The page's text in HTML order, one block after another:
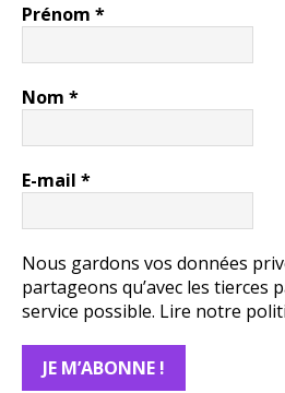
Prénom *
Nom *
E-mail *
Nous gardons vos données
partageons qu’avec les tierces
service possible. Lire notre